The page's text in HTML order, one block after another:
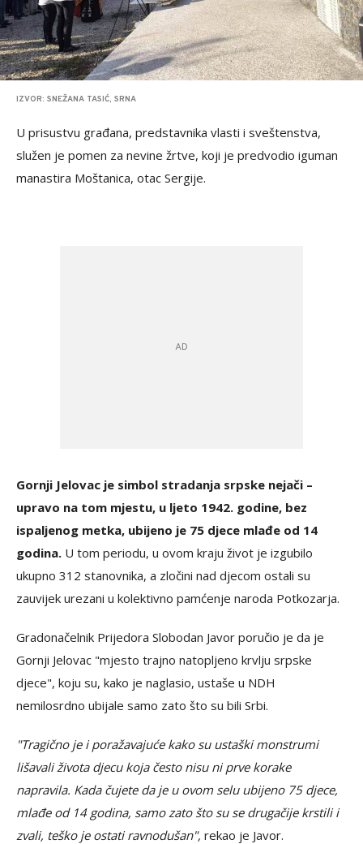
IZVOR: SNEŽANA TASIĆ, SRNA
U prisustvu građana, predstavnika vlasti i sveštenstva,
služen je pomen za nevine žrtve, koji je predvodio iguman
manastira Moštanica, otac Sergije.
Gornji Jelovac je simbol stradanja srpske nejači –
upravo na tom mjestu, u ljeto 1942. godine, bez
ispaljenog metka, ubijeno je 75 djece mlađe od 14
godina. U tom periodu, u ovom kraju život je izgubilo
ukupno 312 stanovnika, a zločini nad djecom ostali su
zauvijek urezani u kolektivno pamćenje naroda Potkozarja.
Gradonačelnik Prijedora Slobodan Javor poručio je da je
Gornji Jelovac "mjesto trajno natopljeno krvlju srpske
djece", koju su, kako je naglasio, ustaše u NDH
nemilosrdno ubijale samo zato što su bili Srbi.
"Tragično je i poražavajuće kako su ustaški monstrumi
lišavali života djecu koja često nisu ni prve korake
napravila. Kada čujete da je u ovom selu ubijeno 75 djece,
mlađe od 14 godina, samo zato što su se drugačije krstili i
zvali, teško je ostati ravnodušan", rekao je Javor.